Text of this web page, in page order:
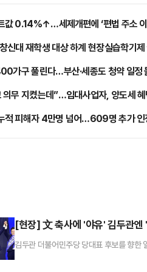
값 0.14%↑…세제개편에 ‘편법 주소 이
신대 재학생 대상 하계 현장실습학기제
가구 풀린다…부산·세종도 청약 일정
의무 지켰는데”…임대사업자, 양도세
적 피해자 4만명 넘어…609명 추가 인
[현장] 文 축사에 '야유' 김두관
김두관 더불어민주당 당대표 후보를 향한